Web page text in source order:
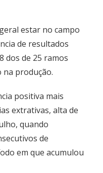
estar no campo
de resultados
dos de 25 ramos
produção.
positiva mais
extrativas, alta de
quando
de
em que acumulou